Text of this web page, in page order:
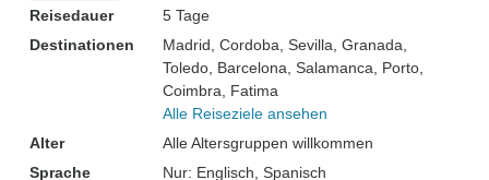
Reisedauer
5 Tage
Destinationen
Madrid , Cordoba , Sevilla , Granada
Toledo , Barcelona , Salamanca , Porto
Coimbra , Fatima
Alle Reiseziele ansehen
Alter
Alle Altersgruppen willkommen
Sprache
Nur: Englisch, Spanisch